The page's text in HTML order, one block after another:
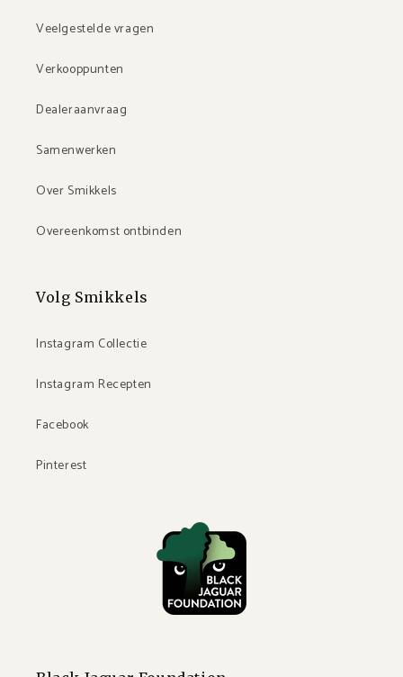
Veelgestelde vragen
Verkooppunten
Dealeraanvraag
Samenwerken
Over Smikkels
Overeenkomst ontbinden
Volg Smikkels
Instagram Collectie
Instagram Recepten
Facebook
Pinterest